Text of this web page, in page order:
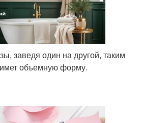
заведя один на другой, таким
объемную форму.